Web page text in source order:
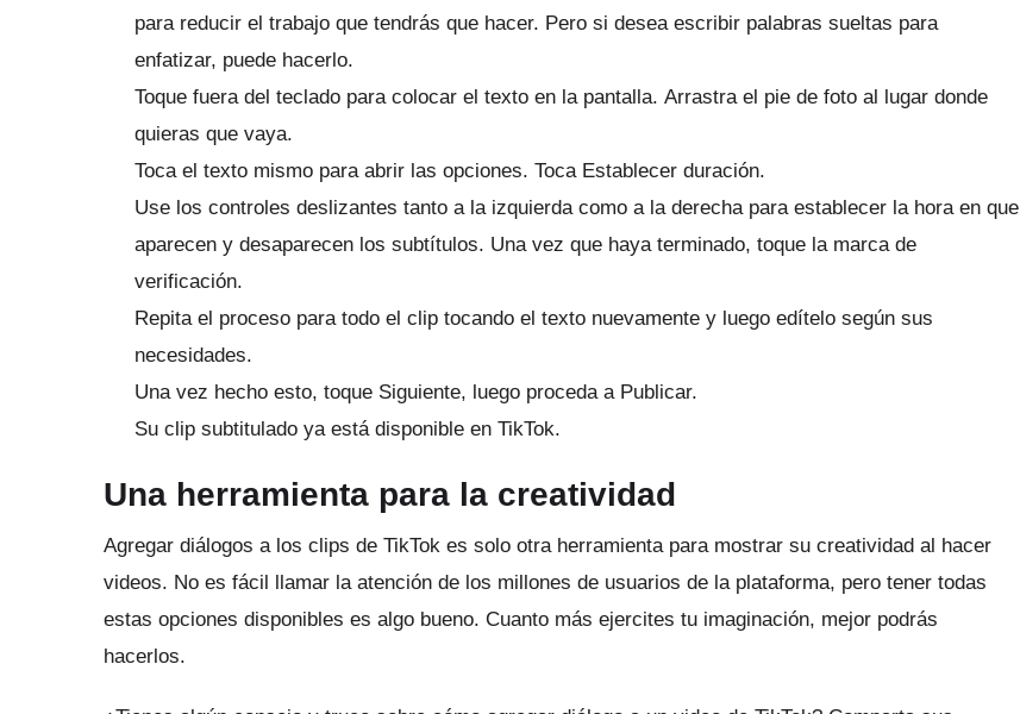
para reducir el trabajo que tendrás que hacer. Pero si desea escribir palabras sueltas para
enfatizar, puede hacerlo.
Toque fuera del teclado para colocar el texto en la pantalla. Arrastra el pie de foto al lugar donde
quieras que vaya.
Toca el texto mismo para abrir las opciones. Toca Establecer duración.
Use los controles deslizantes tanto a la izquierda como a la derecha para establecer la hora en que
aparecen y desaparecen los subtítulos. Una vez que haya terminado, toque la marca de
verificación.
Repita el proceso para todo el clip tocando el texto nuevamente y luego edítelo según sus
necesidades.
Una vez hecho esto, toque Siguiente, luego proceda a Publicar.
Su clip subtitulado ya está disponible en TikTok.
Una herramienta para la creatividad
Agregar diálogos a los clips de TikTok es solo otra herramienta para mostrar su creatividad al hacer
videos. No es fácil llamar la atención de los millones de usuarios de la plataforma, pero tener todas
estas opciones disponibles es algo bueno. Cuanto más ejercites tu imaginación, mejor podrás
hacerlos.